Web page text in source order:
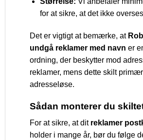
for at sikre, at det ikke
Det er vigtigt at bemærke, at
undgå reklamer med navn er
ordning, der beskytter mod
reklamer, mens dette skilt
adresseløse.
Sådan monterer du
For at sikre, at dit reklamer
holder i mange år, bør du følge